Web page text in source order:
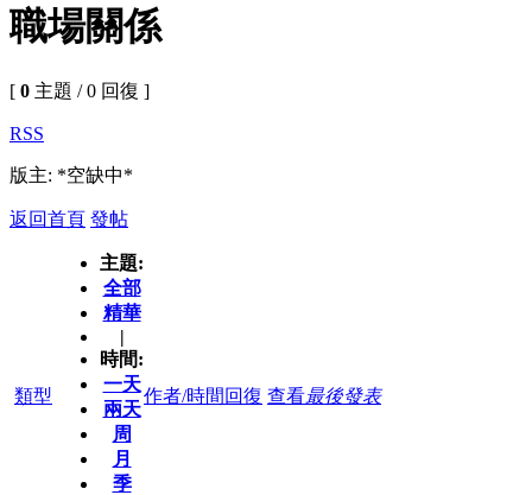
職場關係
[ 0 主題 / 0 回復 ]
RSS
版主: *空缺中*
返回首頁 發帖
類型
主題:
全部
精華
|
時間:
一天
兩天
周
月
季
作者/時間 回復 查看最後發表